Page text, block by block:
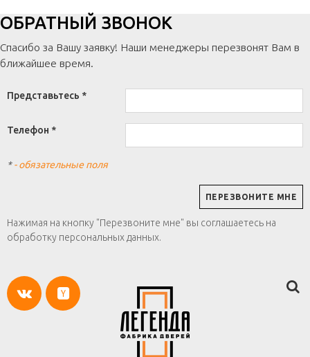
ОБРАТНЫЙ ЗВОНОК
Спасибо за Вашу заявку! Наши менеджеры перезвонят Вам в
ближайшее время.
Представьтесь *
Телефон *
*- обязательные поля
Нажимая на кнопку "Перезвоните мне" вы соглашаетесь на
обработку персональных данных.